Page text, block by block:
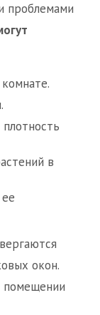
проблемами
в
окон.
помещении